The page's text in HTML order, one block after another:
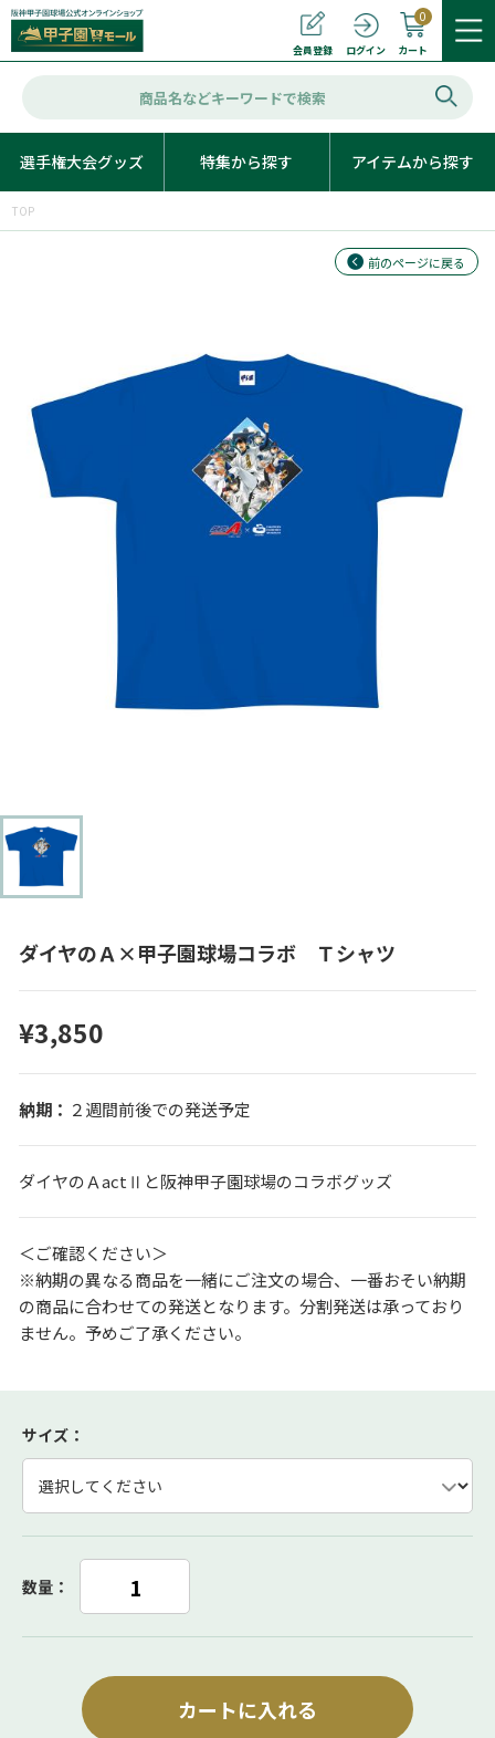
会員登録 ログイン カート
0
選手権大会グッズ 特集から探す アイテムから探す
TOP
前のページに戻る
ダイヤのＡ×甲子園球場コラボ Ｔシャツ
¥3,850
２週間前後での発送予定
ダイヤのＡactⅡと阪神甲子園球場のコラボグッズ
＜ご確認ください＞
※納期の異なる商品を一緒にご注文の場合、一番おそい納期
の商品に合わせての発送となります。分割発送は承っており
ません。予めご了承ください。
サイズ ：
数量：
カートに入れる